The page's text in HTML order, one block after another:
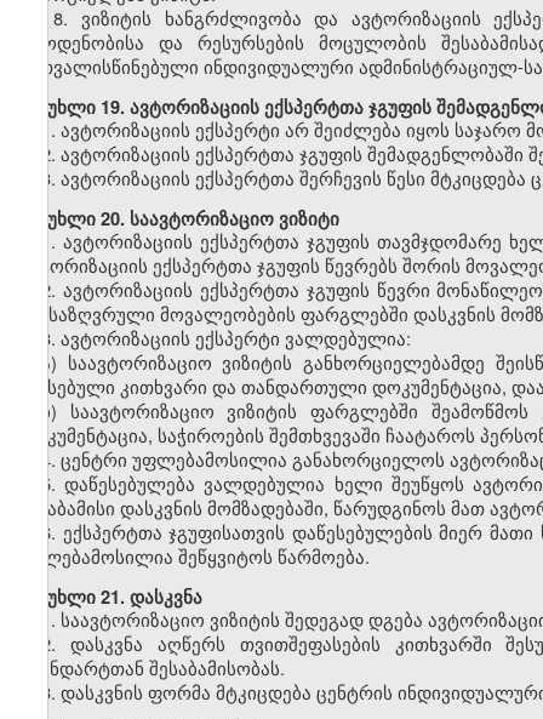
8. ვიზიტის ხანგრძლივობა და ავტორიზაციის
რაოდენობისა და რესურსების მოცულობის
გათვალისწინებული ინდივიდუალური ადმინისტრაციულ-
მუხლი 19. ავტორიზაციის ექსპერტთა ჯგუფის
1. ავტორიზაციის ექსპერტი არ შეიძლება იყოს საჯარო
2. ავტორიზაციის ექსპერტთა ჯგუფის შემადგენლობაში
3. ავტორიზაციის ექსპერტთა შერჩევის წესი
მუხლი20. საავტორიზაციო ვიზიტი
1. ავტორიზაციის ექსპერტთა ჯგუფის თავმჯდომარე
ავტორიზაციის ექსპერტთა ჯგუფის წევრებს შორის
2. ავტორიზაციის ექსპერტთა ჯგუფის წევრი
განსაზღვრული მოვალეობების ფარგლებში დასკვნის
3. ავტორიზაციის ექსპერტი ვალდებულია:
ა) საავტორიზაციო ვიზიტის განხორციელებამდე
შევსებული კითხვარი და თანდართული დოკუმენტაცია,
ბ) საავტორიზაციო ვიზიტის ფარგლებში
დოკუმენტაცია, საჭიროების შემთხვევაში ჩაატაროს
4. ცენტრი უფლებამოსილია განახორციელოს
5. დაწესებულება ვალდებულია ხელი შეუწყოს
შესაბამისი დასკვნის მომზადებაში, წარუდგინოს მათ
6. ექსპერტთა ჯგუფისათვის დაწესებულების მიერ
უფლებამოსილია შეწყვიტოს წარმოება.
მუხლი21. დასკვნა
1. საავტორიზაციო ვიზიტის შედეგად დგება
2. დასკვნა აღწერს თვითშეფასების კითხვარში
სტანდარტთან შესაბამისობას.
3. დასკვნის ფორმა მტკიცდება ცენტრის